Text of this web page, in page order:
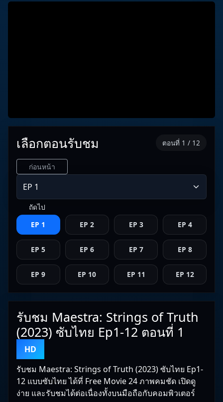
เลือกตอนรับชม ตอนที่ 1 / 12
ก่อนหน้า
ถัดไป
EP 1
EP 2 EP 3 EP 4
EP 5 EP 6 EP 7 EP 8
EP 9 EP 10 EP 11 EP 12
รับชม Maestra: Strings of Truth
(2023) ซับไทย Ep1-12 ตอนที่ 1
HD
รับชม Maestra: Strings of Truth (2023) ซับไทย Ep1-
12 แบบซับไทย ได้ที่ Free Movie 24 ภาพคมชัด เปิดดู
ง่าย และรับชมได้ต่อเนื่องทั้งบนมือถือกับคอมพิวเตอร์